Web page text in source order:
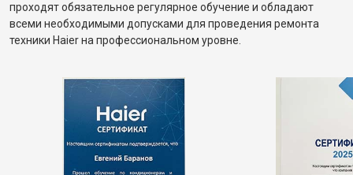
проходят обязательное регулярное обучение и обладают
всеми необходимыми допусками для проведения ремонта
техники Haier на профессиональном уровне.